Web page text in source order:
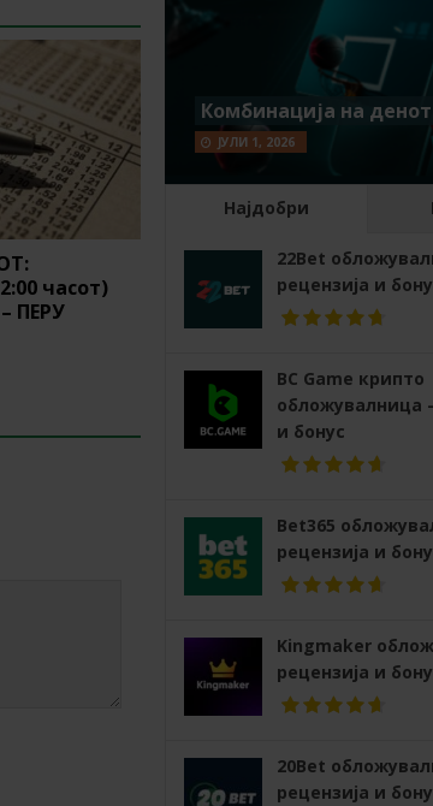
часот)
ПЕРУ
Комбинација на
ЈУЛИ 1, 2026
Најдобри
22Bet
рецензија и
BC Game крипто
обложувалница
и бонус
Bet365
рецензија и
Kingmaker
рецензија и
20Bet
рецензија и